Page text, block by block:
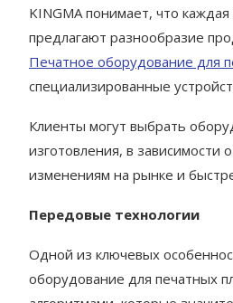
KINGMA понимает, что
предлагают разнообразие
Печатное оборудование для
специализированные
Клиенты могут выбрать
изготовления, в зависимости
изменениям на рынке и
Передовые технологии
Одной из ключевых
оборудование для печатных